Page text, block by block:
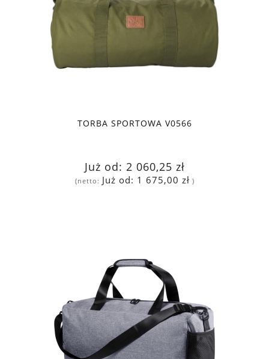
TORBA SPORTOWA V0566
Już od: 2 060,25 zł
(netto: Już od: 1 675,00 zł )